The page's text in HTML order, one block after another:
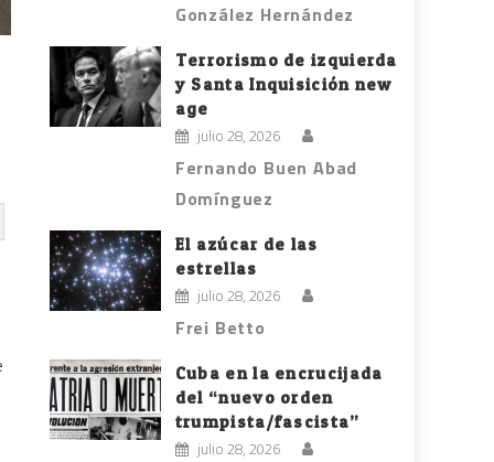
González Hernández
Terrorismo de izquierda
y Santa Inquisición new
age
julio 28, 2026
Fernando Buen Abad
Domínguez
El azúcar de las
estrellas
julio 28, 2026
Frei Betto
Cuba en la encrucijada
del “nuevo orden
trumpista/fascista”
julio 28, 2026